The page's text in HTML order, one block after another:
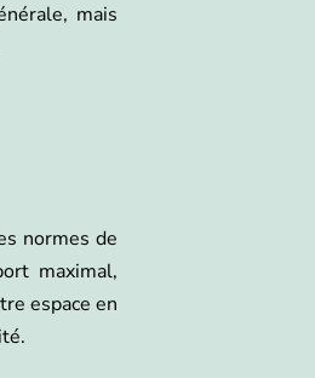
mais
normes de
maximal,
espace en